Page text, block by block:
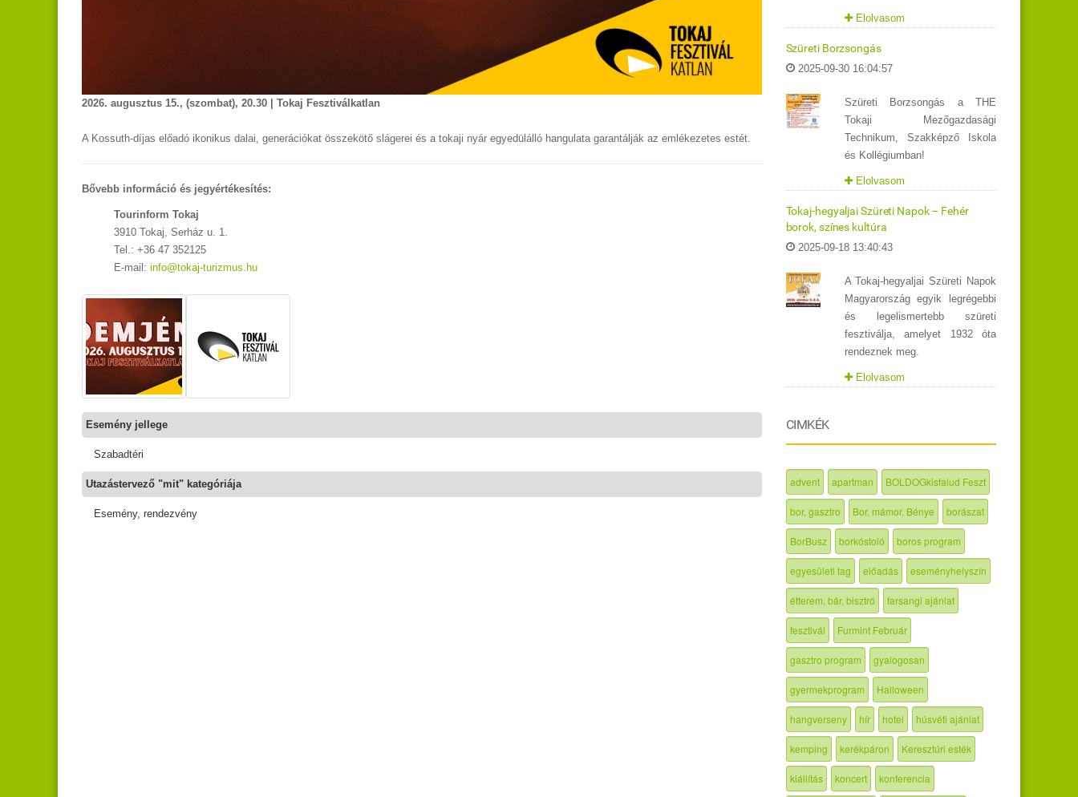
2026. augusztus 15., (szombat), 20.30 | Tokaj Fesztiválkatlan
A Kossuth-díjas előadó ikonikus dalai, generációkat összekötő slágerei és a tokaji nyár egyedülálló hangulata garantálják az emlékezetes estét.
Bővebb információ és jegyértékesítés:
Tourinform Tokaj
3910 Tokaj, Serház u. 1.
Tel.: +36 47 352125
E-mail: info@tokaj-turizmus.hu
Esemény jellege
Szabadtéri
Utazástervező "mit" kategóriája
Esemény, rendezvény
Elolvasom
Szüreti Borzsongás
2025-09-30 16:04:57
Szüreti Borzsongás a THE
Tokaji Mezőgazdasági
Technikum, Szakképző Iskola
és Kollégiumban!
Elolvasom
Tokaj-hegyaljai Szüreti Napok – Fehér
borok, színes kultúra
2025-09-18 13:40:43
A Tokaj-hegyaljai Szüreti Napok
Magyarország egyik legrégebbi
és legelismertebb szüreti
fesztiválja, amelyet 1932 óta
rendeznek meg.
Elolvasom
CIMKÉK
advent apartman BOLDOGkisfalud Feszt
bor, gasztro Bor, mámor, Bénye borászat
BorBusz borkóstoló boros program
egyesületi tag előadás eseményhelyszín
étterem, bár, bisztró farsangi ajánlat
fesztivál Furmint Február
gasztro program gyalogosan
gyermekprogram Halloween
hangverseny hír hotel húsvéti ajánlat
kemping kerékpáron Keresztúri esték
kiállítás koncert konferencia